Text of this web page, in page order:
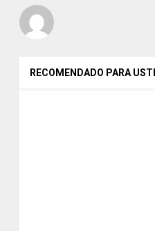
RECOMENDADO PARA